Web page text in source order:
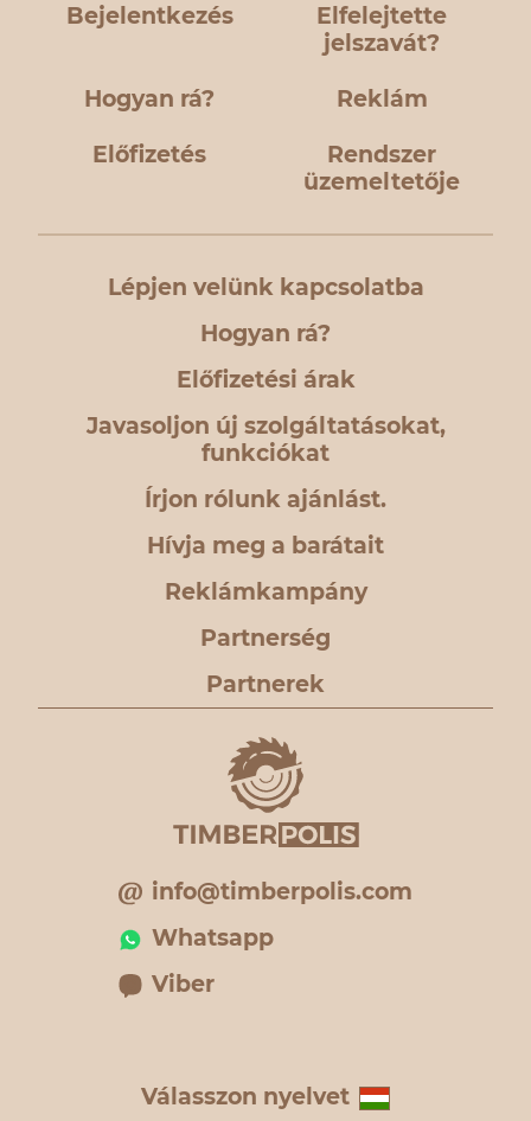
Bejelentkezés
Elfelejtette
jelszavát?
Hogyan rá? Reklám
Előfizetés
Rendszer
üzemeltetője
Lépjen velünk kapcsolatba
Hogyan rá?
Előfizetési árak
Javasoljon új szolgáltatásokat,
funkciókat
Írjon rólunk ajánlást.
Hívja meg a barátait
Reklámkampány
Partnerség
Partnerek
info@timberpolis.com
Whatsapp
Viber
Válasszon nyelvet